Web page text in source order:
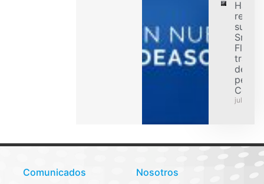
su
Smart
Flex
de
julio 31,
Comunicados
Nosotros